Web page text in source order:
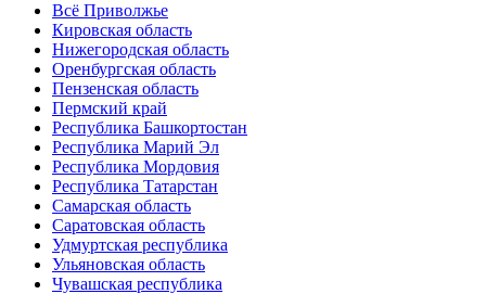
Всё Приволжье
Кировская область
Нижегородская область
Оренбургская область
Пензенская область
Пермский край
Республика Башкортостан
Республика Марий Эл
Республика Мордовия
Республика Татарстан
Самарская область
Саратовская область
Удмуртская республика
Ульяновская область
Чувашская республика